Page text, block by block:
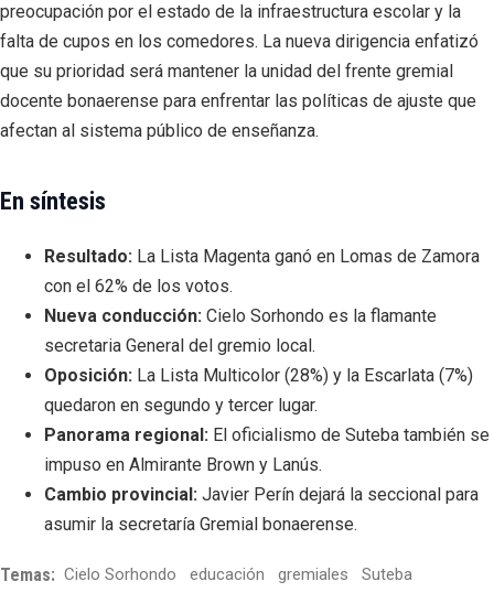
preocupación por el estado de la infraestructura escolar y la
falta de cupos en los comedores. La nueva dirigencia enfatizó
que su prioridad será mantener la unidad del frente gremial
docente bonaerense para enfrentar las políticas de ajuste que
afectan al sistema público de enseñanza.
En síntesis
Resultado: La Lista Magenta ganó en Lomas de Zamora
con el 62% de los votos.
Nueva conducción: Cielo Sorhondo es la flamante
secretaria General del gremio local.
Oposición: La Lista Multicolor (28%) y la Escarlata (7%)
quedaron en segundo y tercer lugar.
Panorama regional: El oficialismo de Suteba también se
impuso en Almirante Brown y Lanús.
Cambio provincial: Javier Perín dejará la seccional para
asumir la secretaría Gremial bonaerense.
Temas: Cielo Sorhondo educación gremiales Suteba